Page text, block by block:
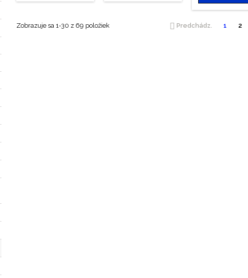
Zobrazuje sa 1-30 z 69 položiek  Predchádz. 1 2